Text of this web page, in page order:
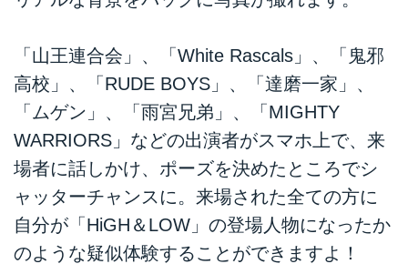
「山王連合会」、「White Rascals」、「鬼邪
高校」、「RUDE BOYS」、「達磨一家」、
「ムゲン」、「雨宮兄弟」、「MIGHTY
WARRIORS」などの出演者がスマホ上で、来
場者に話しかけ、ポーズを決めたところでシ
ャッターチャンスに。来場された全ての方に
自分が「HiGH＆LOW」の登場人物になったか
のような疑似体験することができますよ！